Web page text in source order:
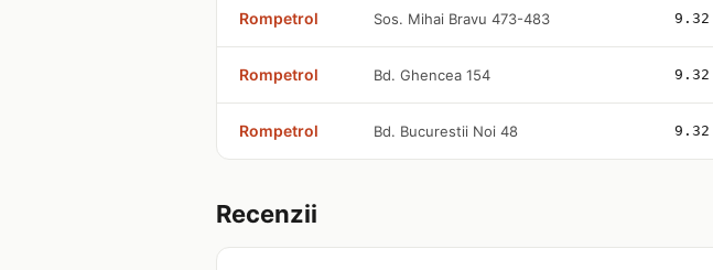
Rompetrol Sos. Mihai Bravu 473-483 9.32
Rompetrol Bd. Ghencea 154 9.32
Rompetrol Bd. Bucurestii Noi 48 9.32
Recenzii